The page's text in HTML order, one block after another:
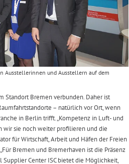
Ausstellerinnen und Ausstellern auf dem
Standort Bremen verbunden. Daher ist
– natürlich vor Ort, wenn
in Berlin trifft. „Kompetenz in Luft- und
wir sie noch weiter profilieren und die
für Wirtschaft, Arbeit und Häfen der Freien
Bremen und Bremerhaven ist die Präsenz
Supplier Center ISC bietet die Möglichkeit,